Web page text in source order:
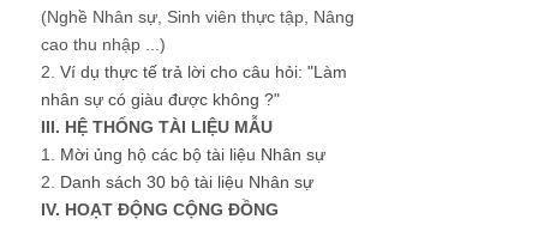
(Nghề Nhân sự, Sinh viên thực tập, Nâng
cao thu nhập ...)
2. Ví dụ thực tế trả lời cho câu hỏi: "Làm
nhân sự có giàu được không ?"
III. HỆ THỐNG TÀI LIỆU MẪU
1. Mời ủng hộ các bộ tài liệu Nhân sự
2. Danh sách 30 bộ tài liệu Nhân sự
IV. HOẠT ĐỘNG CỘNG ĐỒNG